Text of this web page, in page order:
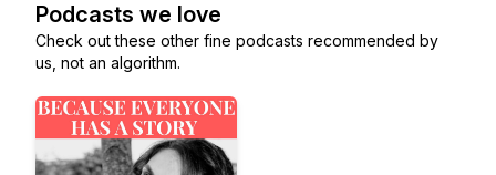
Podcasts we love
Check out these other fine podcasts recommended by
us, not an algorithm.